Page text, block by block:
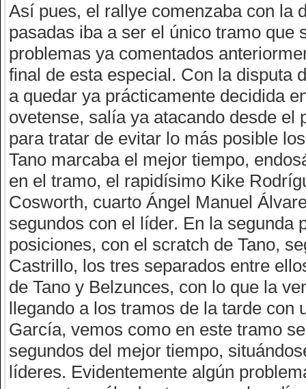
Así pues, el rallye comenzaba con la
pasadas iba a ser el único tramo que
problemas ya comentados
final de esta especial. Con la disputa
a quedar ya prácticamente decidida
ovetense, salía ya atacando desde
para tratar de evitar lo más posible
Tano marcaba el mejor tiempo,
en el tramo, el rapidísimo Kike
Cosworth, cuarto Ángel Manuel
segundos con el líder. En la
posiciones, con el scratch de Tano,
Castrillo, los tres separados entre
de Tano y Belzunces, con lo que la
llegando a los tramos de la tarde con
García, vemos como en este tramo
segundos del mejor tiempo,
líderes. Evidentemente algún